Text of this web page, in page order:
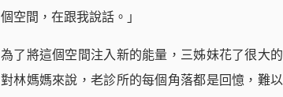
個空間，在跟我說話。」
為了將這個空間注入新的能量，三姊妹花了很大
對林媽媽來說，老診所的每個角落都是回憶，難